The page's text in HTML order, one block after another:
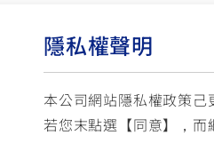
隱私權聲明
本公司網站隱私權政策己
若您末點選【同意】，而